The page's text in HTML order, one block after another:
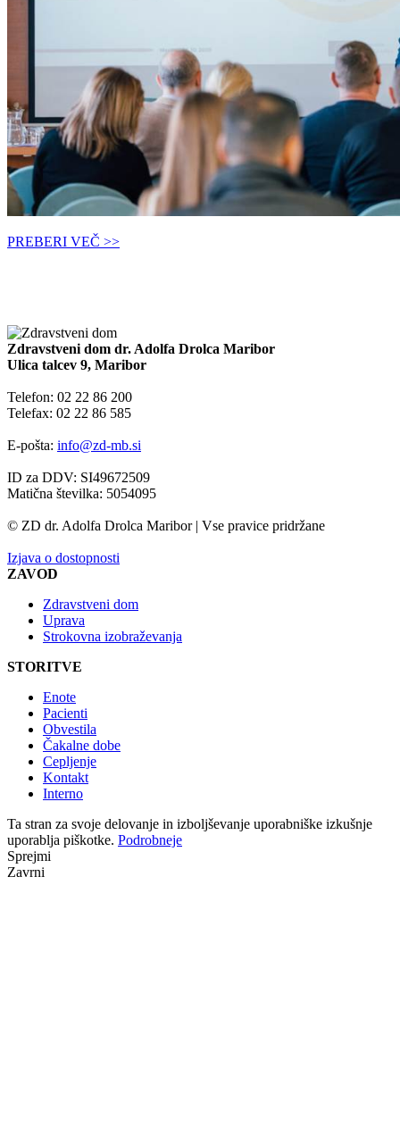
PREBERI VEČ >>
Zdravstveni dom dr. Adolfa Drolca Maribor
Ulica talcev 9, Maribor
Telefon: 02 22 86 200
Telefax: 02 22 86 585
E-pošta: info@zd-mb.si
ID za DDV: SI49672509
Matična številka: 5054095
© ZD dr. Adolfa Drolca Maribor | Vse pravice pridržane
Izjava o dostopnosti
ZAVOD
Zdravstveni dom
Uprava
Strokovna izobraževanja
STORITVE
Enote
Pacienti
Obvestila
Čakalne dobe
Cepljenje
Kontakt
Interno
Ta stran za svoje delovanje in izboljševanje uporabniške izkušnje
uporablja piškotke. Podrobneje
Sprejmi
Zavrni